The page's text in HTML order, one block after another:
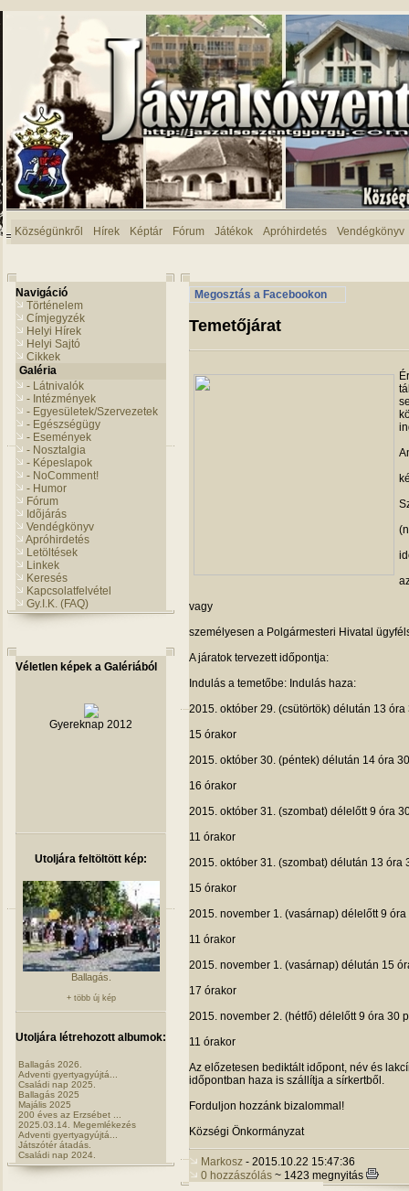
Községünkről Hírek Képtár Fórum Játékok Apróhirdetés Vendégkönyv
Navigáció
Történelem
Címjegyzék
Helyi Hírek
Helyi Sajtó
Cikkek
Galéria
- Látnivalók
- Intézmények
- Egyesületek/Szervezetek
- Egészségügy
- Események
- Nosztalgia
- Képeslapok
- NoComment!
- Humor
Fórum
Idõjárás
Vendégkönyv
Apróhirdetés
Letöltések
Linkek
Keresés
Kapcsolatfelvétel
Gy.I.K. (FAQ)
Véletlen képek a Galériából
Gyereknap 2012
Utoljára feltöltött kép:
Ballagás.
+ több új kép
Utoljára létrehozott albumok:
Ballagás 2026.
Adventi gyertyagyújtá...
Családi nap 2025.
Ballagás 2025
Majális 2025
200 éves az Erzsébet ...
2025.03.14. Megemlékezés
Adventi gyertyagyújtá...
Játszótér átadás.
Családi nap 2024.
Megosztás a Facebookon
Temetőjárat
vagy
sze­mé­lye­sen a Pol­gár­mes­teri Hiva­tal
A jára­tok ter­ve­zett időpontja:
Indu­lás a temetőbe: Indu­lás haza:
2015. októ­ber 29. (csü­tör­tök) dél­után 13 óra
15 óra­kor
2015. októ­ber 30. (pén­tek) dél­után 14 óra
16 óra­kor
2015. októ­ber 31. (szom­bat) dél­előtt 9 óra
11 óra­kor
2015. októ­ber 31. (szom­bat) dél­után 13 óra
15 óra­kor
2015. novem­ber 1. (vasár­nap) dél­előtt 9 óra
11 óra­kor
2015. novem­ber 1. (vasár­nap) dél­után 15
17 óra­kor
2015. novem­ber 2. (hétfő) dél­előtt 9 óra 30
11 óra­kor
Az elő­ze­te­sen bedik­tált idő­pont, név és
idő­pont­ban haza is szál­lítja a sírkertből.
For­dul­jon hoz­zánk bizalommal!
Köz­ségi Önkormányzat
Markosz - 2015.10.22 15:47:36
0 hozzászólás ~ 1423 megnyitás